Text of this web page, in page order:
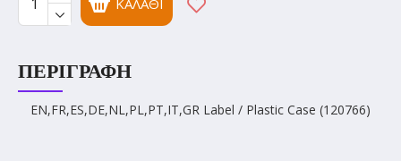
ΠΕΡΙΓΡΑΦΉ
EN,FR,ES,DE,NL,PL,PT,IT,GR Label / Plastic Case (120766)